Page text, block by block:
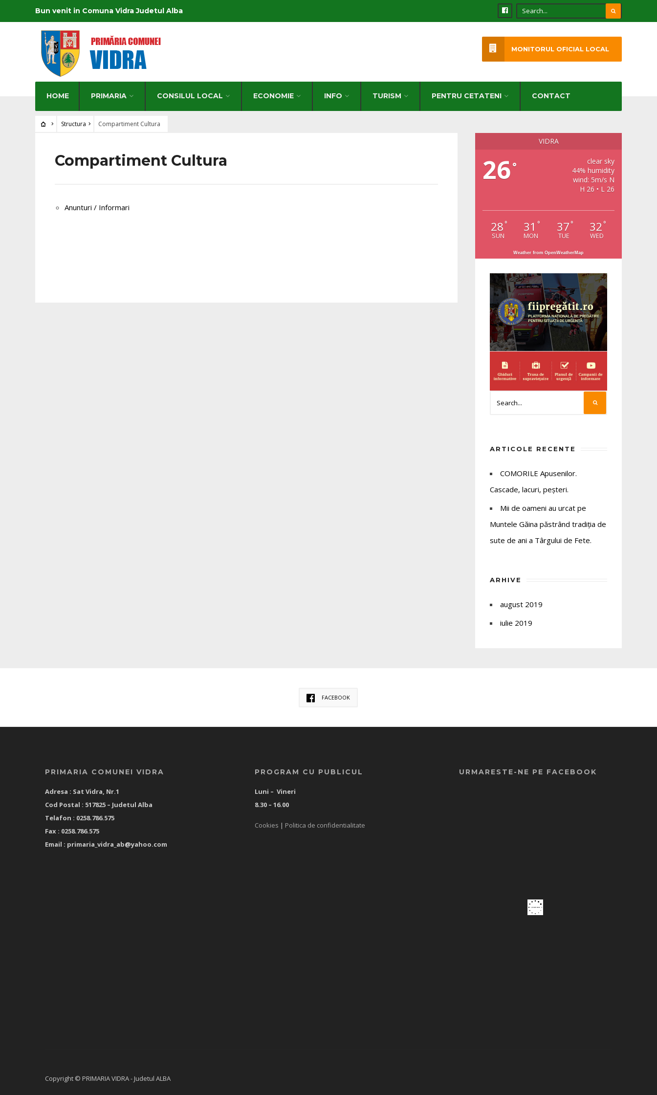
Bun venit in Comuna Vidra Judetul Alba
HOME PRIMARIA CONSILUL LOCAL ECONOMIE INFO TURISM PENTRU CETATENI CONTACT
MONITORUL OFICIAL LOCAL
Structura Compartiment Cultura
Compartiment Cultura
Anunturi / Informari
VIDRA
26°
clear sky
44% humidity
wind: 5m/s N
H 26 • L 26
28 °
SUN
31 °
MON
37 °
TUE
32 °
WED
Weather from OpenWeatherMap
ARTICOLE RECENTE
COMORILE Apusenilor.
Cascade, lacuri, peșteri.
Mii de oameni au urcat pe
Muntele Găina păstrând tradiția de
sute de ani a Târgului de Fete.
ARHIVE
august 2019
iulie 2019
FACEBOOK
PRIMARIA COMUNEI VIDRA
Adresa : Sat Vidra, Nr.1
Cod Postal : 517825 – Judetul Alba
Telafon : 0258.786.575
Fax : 0258.786.575
Email : primaria_vidra_ab@yahoo.com
PROGRAM CU PUBLICUL
Luni – Vineri
8.30 – 16.00
Cookies | Politica de confidentialitate
URMARESTE-NE PE FACEBOOK
Copyright © PRIMARIA VIDRA - Judetul ALBA